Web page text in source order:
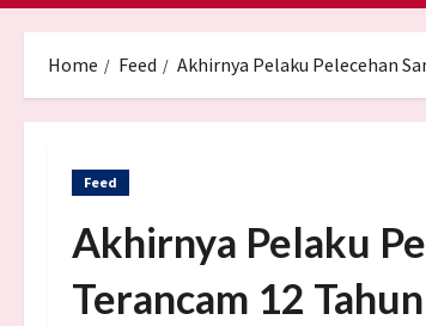
Home Feed Akhirnya Pelaku Pelecehan
Feed
Akhirnya Pelaku
Terancam 12